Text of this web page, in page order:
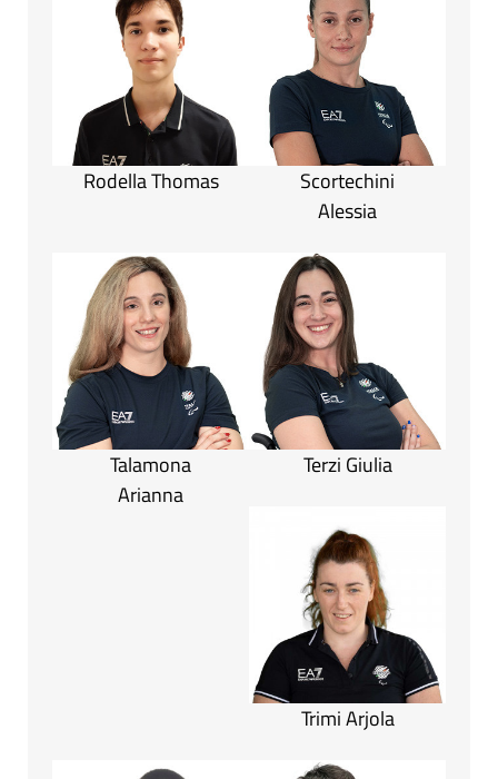
Rodella Thomas
Scortechini
Alessia
Talamona
Arianna
Terzi Giulia
Trimi Arjola